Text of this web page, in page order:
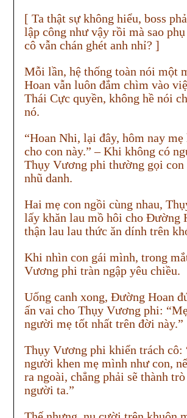
[ Ta thật sự không hiểu, boss
lập công như vậy rồi mà sao
cô vẫn chán ghét anh nhỉ? ]
Mỗi lần, hệ thống toàn nói một
Hoan vẫn luôn đắm chìm vào
Thái Cực quyền, không hề nói
nó.
“Hoan Nhi, lại đây, hôm nay mẹ
cho con này.” – Khi không có
Thụy Vương phi thường gọi con
nhũ danh.
Hai mẹ con ngồi cùng nhau,
lấy khăn lau mồ hôi cho Đường
thận lau lau thức ăn dính trên
Khi nhìn con gái mình, trong
Vương phi tràn ngập yêu chiều.
Uống canh xong, Đường Hoan
ấn vai cho Thụy Vương phi:
người mẹ tốt nhất trên đời này.”
Thụy Vương phi khiển trách cô:
người khen mẹ mình như con,
ra ngoài, chẳng phải sẽ thành
người ta.”